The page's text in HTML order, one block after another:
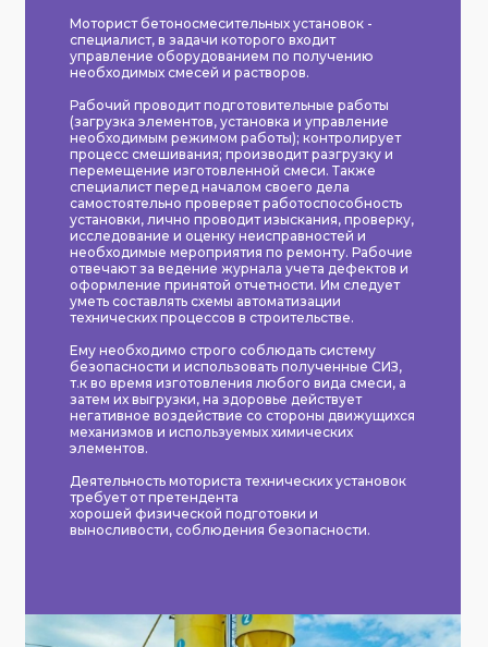
Моторист бетоносмесительных установок -
специалист, в задачи которого входит
управление оборудованием по получению
необходимых смесей и растворов.
Рабочий проводит подготовительные работы
(загрузка элементов, установка и управление
необходимым режимом работы); контролирует
процесс смешивания; производит разгрузку и
перемещение изготовленной смеси. Также
специалист перед началом своего дела
самостоятельно проверяет работоспособность
установки, лично проводит изыскания, проверку,
исследование и оценку неисправностей и
необходимые мероприятия по ремонту. Рабочие
отвечают за ведение журнала учета дефектов и
оформление принятой отчетности. Им следует
уметь составлять схемы автоматизации
технических процессов в строительстве.
Ему необходимо строго соблюдать систему
безопасности и использовать полученные СИЗ,
т.к во время изготовления любого вида смеси, а
затем их выгрузки, на здоровье действует
негативное воздействие со стороны движущихся
механизмов и используемых химических
элементов.
Деятельность моториста технических установок
требует от претендента
хорошей физической подготовки и
выносливости, соблюдения безопасности.